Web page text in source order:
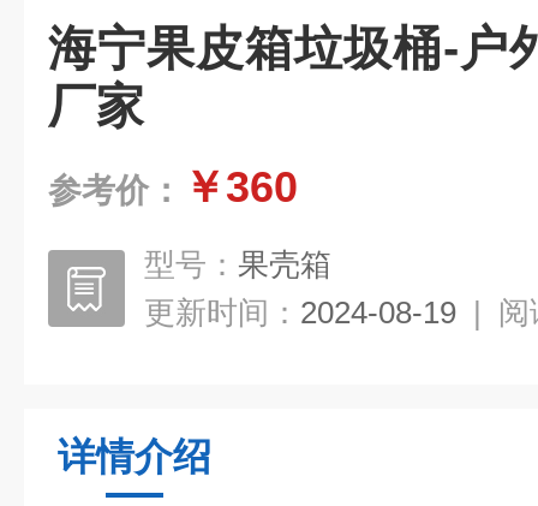
海宁果皮箱垃圾桶-户
厂家
参考价： ￥360
型号： 果壳箱
更新时间： 2024-08-19 | 阅
详情介绍